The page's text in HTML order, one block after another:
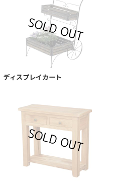
ディスプレイカート